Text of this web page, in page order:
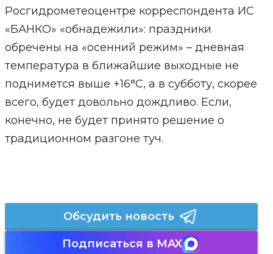
Росгидрометеоцентре корреспондента ИС
«БАНКО» «обнадежили»: праздники
обречены на «осенний режим» – дневная
температура в ближайшие выходные не
поднимется выше +16°С, а в субботу, скорее
всего, будет довольно дождливо. Если,
конечно, не будет принято решение о
традиционном разгоне туч.
Обсудить новость
Подписаться в MAX